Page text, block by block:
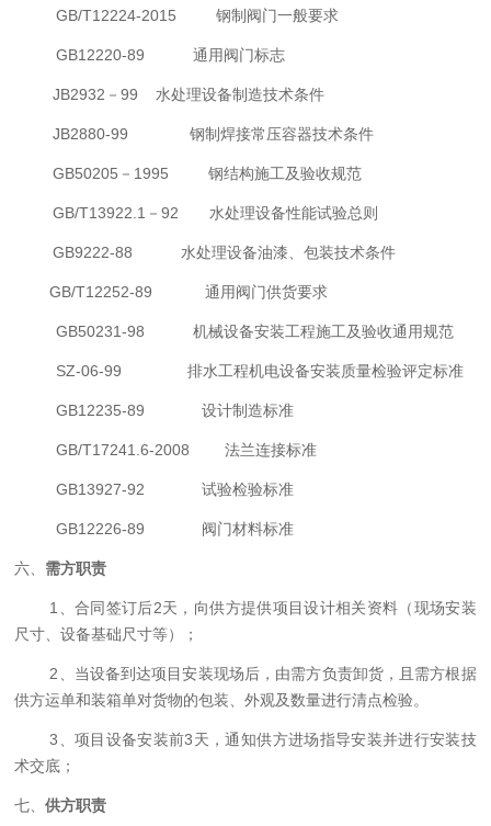
GB/T12224-2015 钢制阀门一般要求
GB12220-89 通用阀门标志
JB2932 －99 水处理设备制造技术条件
JB2880-99 钢制焊接常压容器技术条件
GB50205 － 1995钢结构施工及验收规范
GB/T13922.1 －92 水处理设备性能试验总则
GB9222-88 水处理设备油漆、包装技术条件
GB/T12252-89 通用阀门供货要求
GB50231-98 机械设备安装工程施工及验收通用规范
SZ-06-99 排水工程机电设备安装质量检验评定标准
GB12235-89设计制造标准
GB/T17241.6-2008法兰连接标准
GB13927-92试验检验标准
GB12226-89 阀门材料标准
六、 需方职责
1 、合同签订后2天，向供方提供项目设计相关资料（现场安装
尺寸、设备基础尺寸等）；
2 、当设备到达项目安装现场后，由需方负责卸货，且需方根据
供方运单和装箱单对货物的包装、外观及数量进行清点检验。
3 、项目设备安装前3天，通知供方进场指导安装并进行安装技
术交底；
七、供方职责